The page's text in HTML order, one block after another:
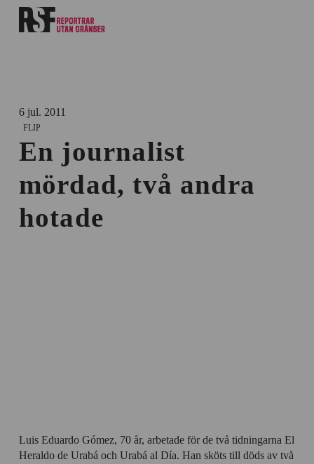
6 jul. 2011
FLIP
En journalist
mördad, två andra
hotade
Luis Eduardo Gómez, 70 år, arbetade för de två tidningarna El
Heraldo de Urabá och Urabá al Día. Han sköts till döds av två